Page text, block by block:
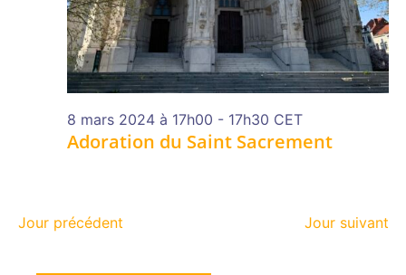
Adoration du Saint Sacrement
8 mars 2024 à 17h00 - 17h30 CET
Jour précédent Jour suivant